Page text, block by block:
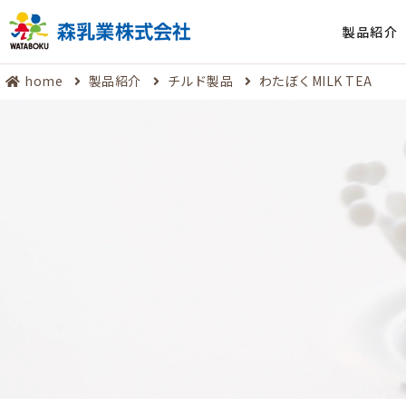
製品紹介
home 製品紹介 チルド製品 わたぼくMILK TEA